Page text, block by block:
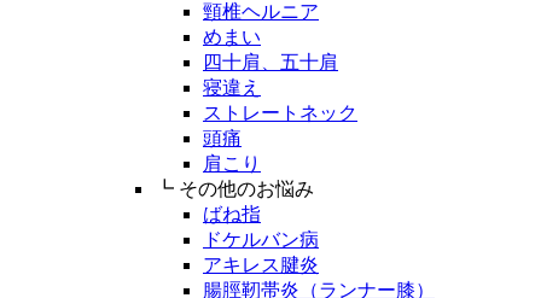
頸椎ヘルニア
めまい
四十肩、五十肩
寝違え
ストレートネック
頭痛
肩こり
┗ その他のお悩み
ばね指
ドケルバン病
アキレス腱炎
腸脛靭帯炎（ランナー膝）